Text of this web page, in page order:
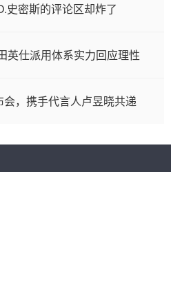
史密斯的评论区却炸了
英仕派用体系实力回应理性
，携手代言人卢昱晓共递